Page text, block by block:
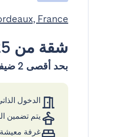
France
شقة من 25 م²
بحد أقصى 2 ضيفين • الطابق الأرضي
الدخول
يتم تضمين
غرفة معيشة